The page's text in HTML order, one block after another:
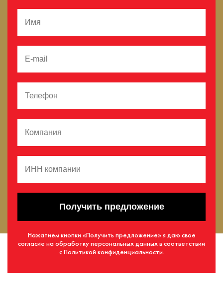
Получить предложение
Нажатием кнопки «Получить предложение» я даю свое
согласие на обработку персональных данных в соответствии
сПолитикой конфиденциальности.